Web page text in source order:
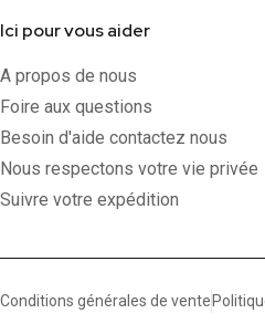
Ici pour vous aider
A propos de nous
Foire aux questions
Besoin d'aide contactez nous
Nous respectons votre vie privée
Suivre votre expédition
Conditions générales de vente